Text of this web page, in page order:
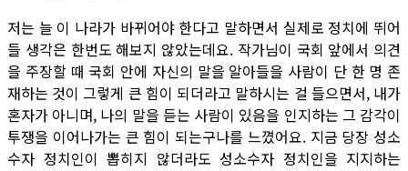
저는 늘 이 나라가 바뀌어야 한다고 말하면서 실제로 정치에 뛰어
들 생각은 한번도 해보지 않았는데요. 작가님이 국회 앞에서 의견
을 주장할 때 국회 안에 자신의 말을 알아들을 사람이 단 한 명 존
재하는 것이 그렇게 큰 힘이 되더라고 말하시는 걸 들으면서, 내가
혼자가 아니며, 나의 말을 듣는 사람이 있음을 인지하는 그 감각이
투쟁을 이어나가는 큰 힘이 되는구나를 느꼈어요. 지금 당장 성소
수자 정치인이 뽑히지 않더라도 성소수자 정치인을 지지하는